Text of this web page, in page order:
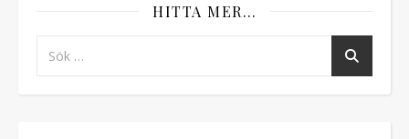
HITTA MER…